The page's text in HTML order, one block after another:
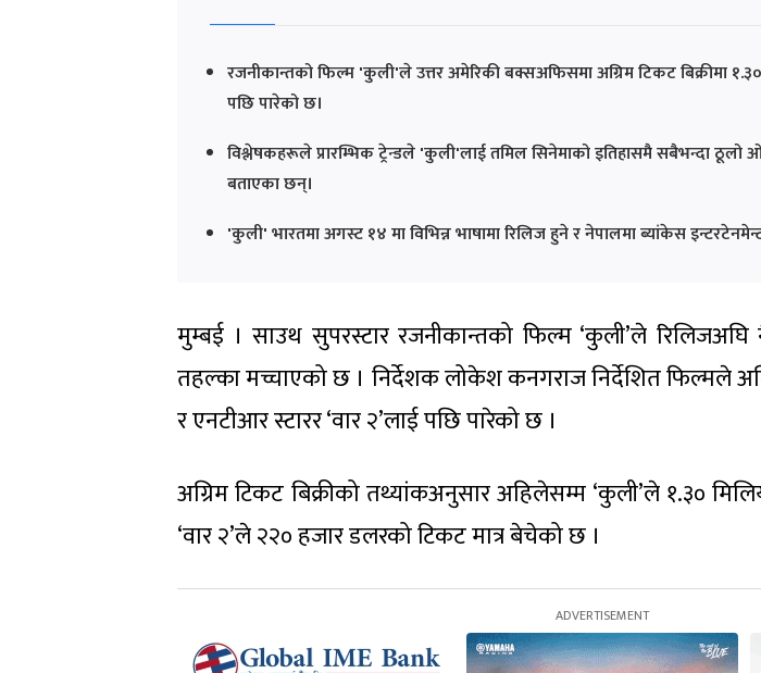
रजनीकान्तको फिल्म 'कुली'ले उत्तर अमेरिकी बक्सअफिसमा अग्रिम टिकट बिक्रीमा
पछि पारेको छ।
विश्लेषकहरूले प्रारम्भिक ट्रेन्डले 'कुली'लाई तमिल सिनेमाको इतिहासमै सबैभन्दा ठूलो
बताएका छन्।
'कुली' भारतमा अगस्ट १४ मा विभिन्न भाषामा रिलिज हुने र नेपालमा ब्यांकेस
मुम्बई । साउथ सुपरस्टार रजनीकान्तको फिल्म ‘कुली’ले
तहल्का मच्चाएको छ । निर्देशक लोकेश कनगराज निर्देशित फिल्मले
र एनटीआर स्टारर ‘वार २’लाई पछि पारेको छ ।
अग्रिम टिकट बिक्रीको तथ्यांकअनुसार अहिलेसम्म ‘कुली’ले १.३०
‘वार २’ले २२० हजार डलरको टिकट मात्र बेचेको छ ।